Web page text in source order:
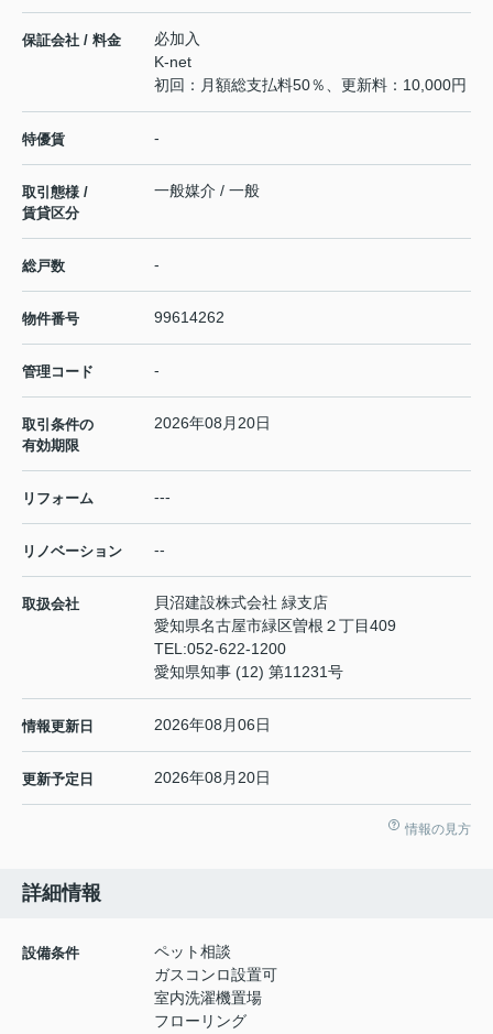
保証会社 / 料金
必加入
K-net
初回：月額総支払料50％、更新料：10,000円
特優賃 -
取引態様 /
賃貸区分
一般媒介 / 一般
総戸数 -
物件番号 99614262
管理コード -
取引条件の
有効期限
2026年08月20日
リフォーム ---
リノベーション --
取扱会社
貝沼建設株式会社 緑支店
愛知県名古屋市緑区曽根２丁目409
TEL:052-622-1200
愛知県知事 (12) 第11231号
情報更新日 2026年08月06日
更新予定日 2026年08月20日
情報の見方
詳細情報
設備条件
ペット相談
ガスコンロ設置可
室内洗濯機置場
フローリング